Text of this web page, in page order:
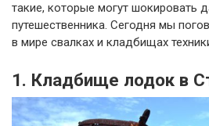
такие, которые могут шокировать
путешественника. Сегодня мы
в мире свалках и кладбищах
1. Кладбище лодок в